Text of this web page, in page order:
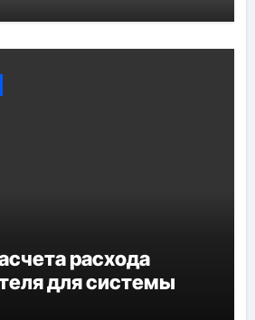
расхода
для системы